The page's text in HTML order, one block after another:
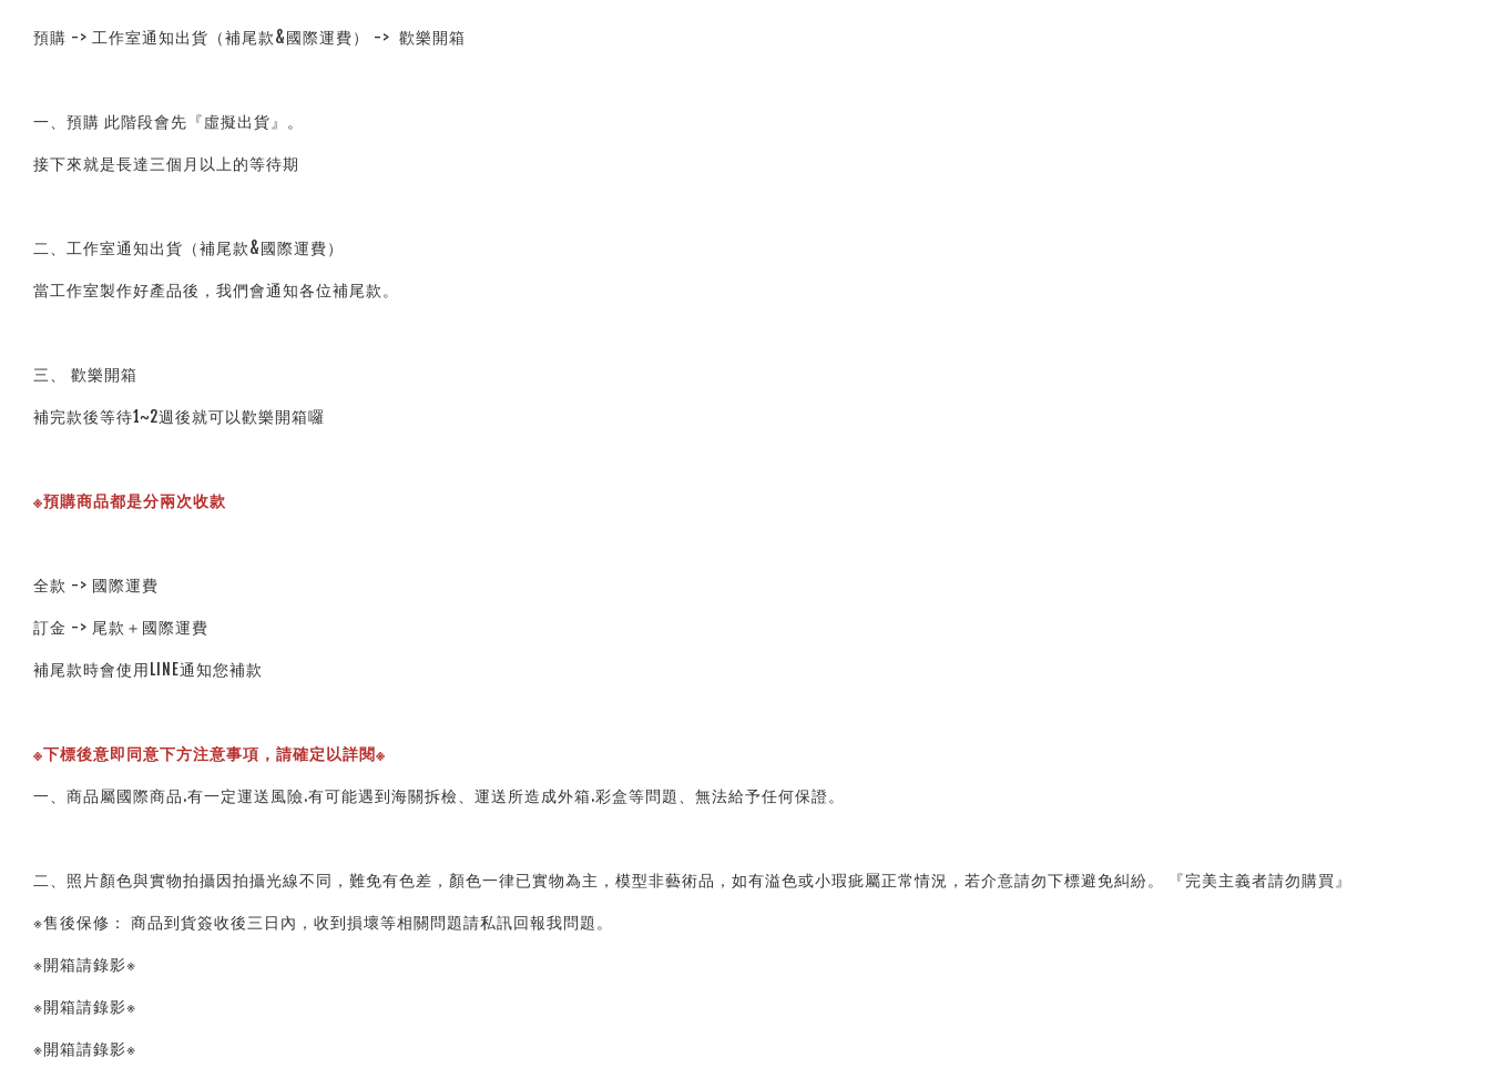
預購 -> 工作室通知出貨（補尾款&國際運費） ->  歡樂開箱
一、預購 此階段會先『虛擬出貨』。
接下來就是長達三個月以上的等待期
二、工作室通知出貨（補尾款&國際運費）
當工作室製作好產品後，我們會通知各位補尾款。
三、 歡樂開箱
補完款後等待1~2週後就可以歡樂開箱囉
※預購商品都是分兩次收款
全款 -> 國際運費
訂金 -> 尾款＋國際運費
補尾款時會使用LINE通知您補款
※下標後意即同意下方注意事項，請確定以詳閱※
一、商品屬國際商品.有一定運送風險.有可能遇到海關拆檢、運送所造成外箱.彩盒等問題、無法給予任何保證。
二、照片顏色與實物拍攝因拍攝光線不同，難免有色差，顏色一律已實物為主，模型非藝術品，如有溢色或小瑕疵屬正常情況，若介意請勿下標避免糾紛。 『完美主義者請勿購買』
※售後保修： 商品到貨簽收後三日內，收到損壞等相關問題請私訊回報我問題。
※開箱請錄影※
※開箱請錄影※
※開箱請錄影※